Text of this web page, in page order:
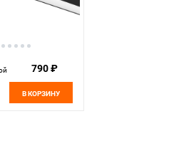
790 ₽
В КОРЗИНУ